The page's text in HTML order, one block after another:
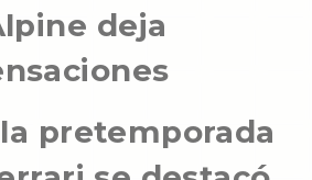
deja
la pretemporada